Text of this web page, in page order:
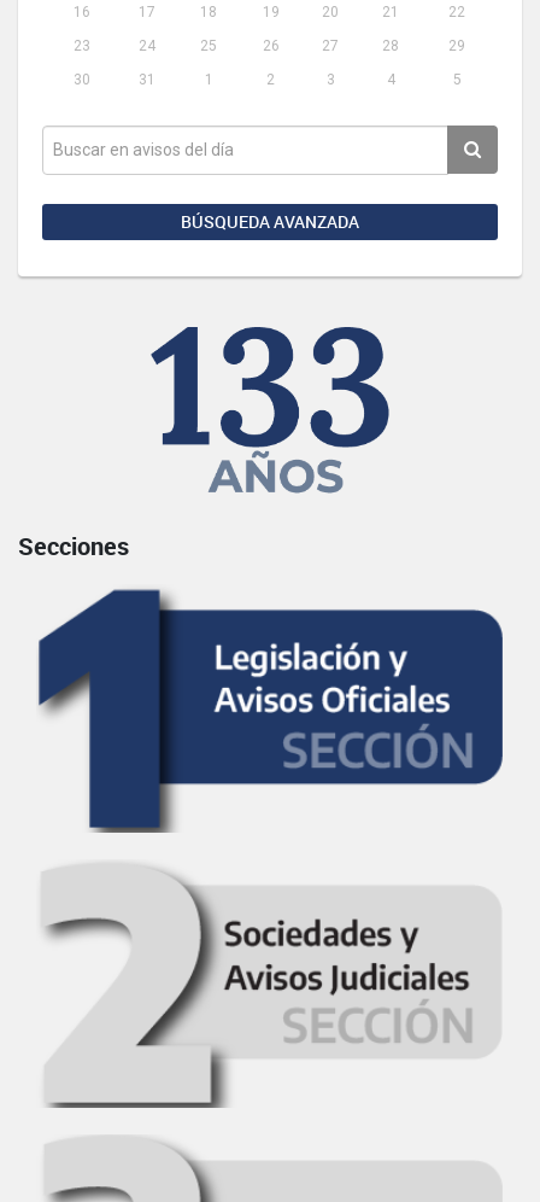
16
17 18 19 20 21
22
23
24 25 26 27 28
29
30
31 1 2 3 4 5
BÚSQUEDA AVANZADA
Secciones